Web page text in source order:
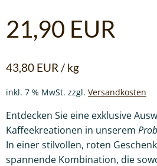
21,90 EUR
43,80 EUR / kg
inkl. 7 % MwSt. zzgl. Versandkosten
Entdecken Sie eine exklusive
Kaffeekreationen in unserem
In einer stilvollen, roten
spannende Kombination, die